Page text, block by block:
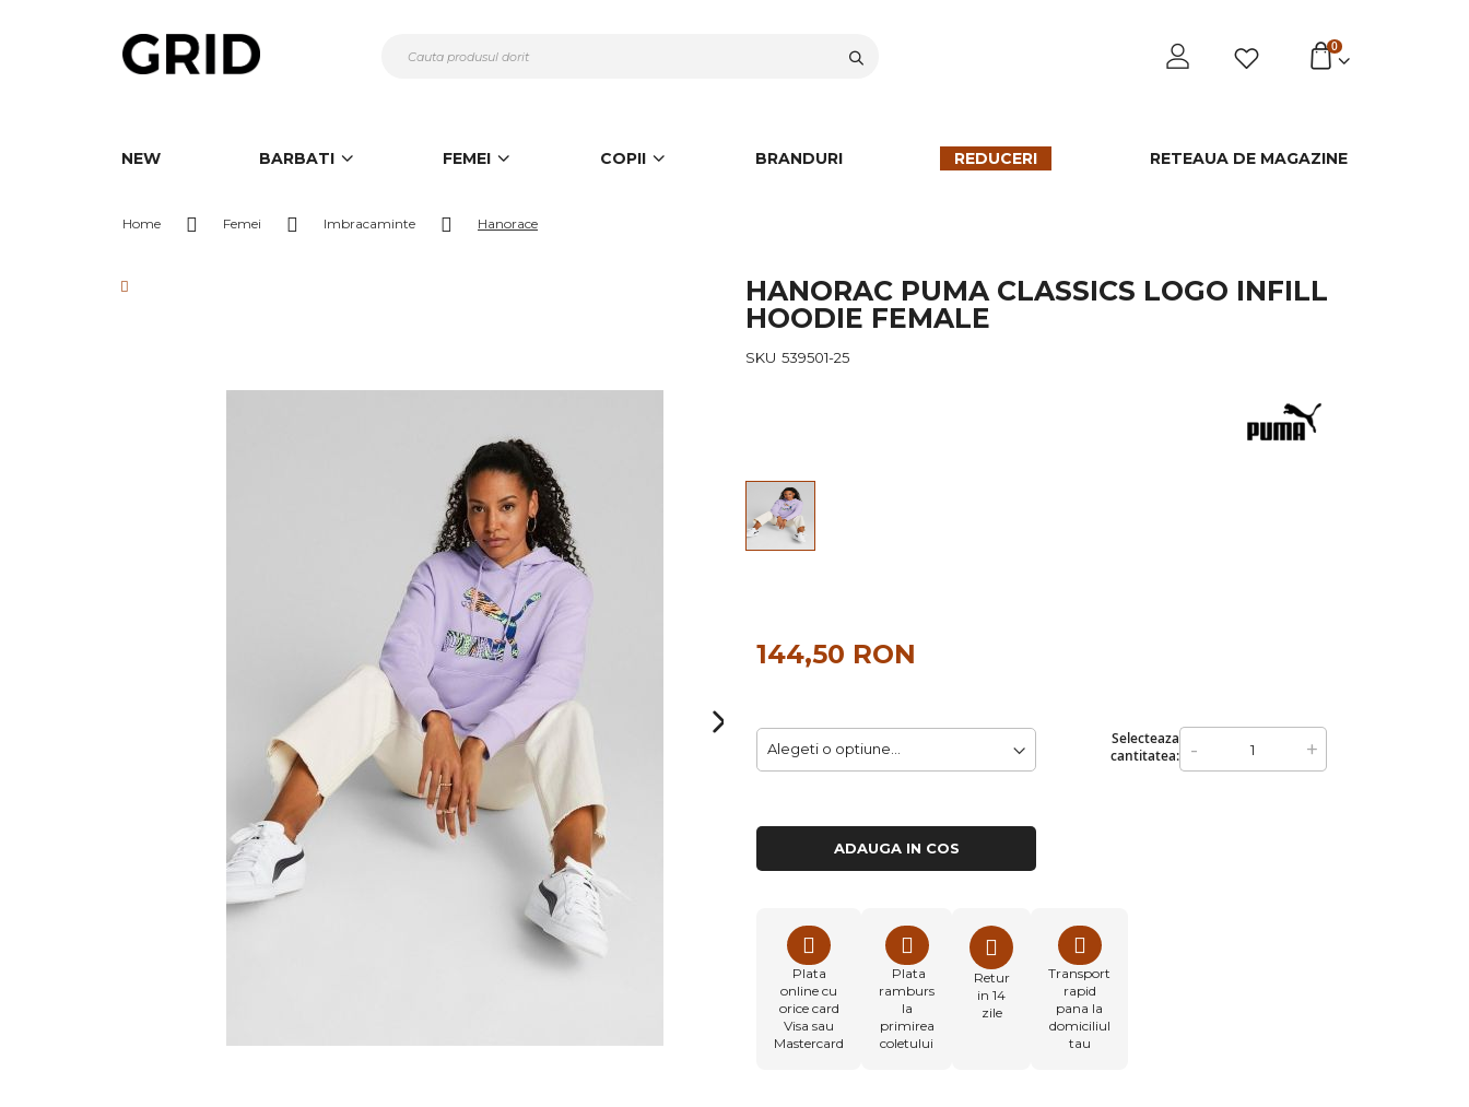
la
Continut
0
NEW BARBATI FEMEI COPII BRANDURI REDUCERI RETEAUA DE MAGAZINE
Home Femei Imbracaminte Hanorace
HANORAC PUMA CLASSICS LOGO INFILL
HOODIE FEMALE
SKU 539501-25
Selecteaza
cantitatea:
- +
144,50 RON
ADAUGA IN COS
Plata
online cu
orice card
Visa sau
Mastercard
Plata
ramburs
la
primirea
coletului
Retur
in 14
zile
Transport
rapid
pana la
domiciliul
tau